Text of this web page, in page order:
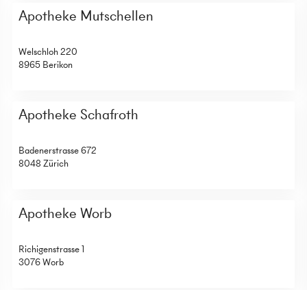
Apotheke Mutschellen
Welschloh 220
8965 Berikon
Apotheke Schafroth
Badenerstrasse 672
8048 Zürich
Apotheke Worb
Richigenstrasse 1
3076 Worb